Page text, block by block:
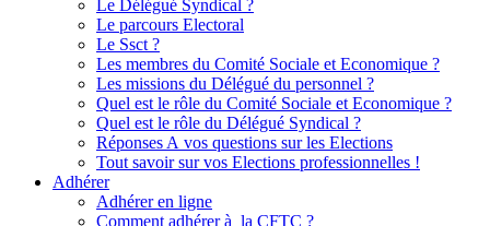
Le Délégué Syndical ?
Le parcours Electoral
Le Ssct ?
Les membres du Comité Sociale et Economique ?
Les missions du Délégué du personnel ?
Quel est le rôle du Comité Sociale et Economique ?
Quel est le rôle du Délégué Syndical ?
Réponses A vos questions sur les Elections
Tout savoir sur vos Elections professionnelles !
Adhérer
Adhérer en ligne
Comment adhérer à la CFTC ?